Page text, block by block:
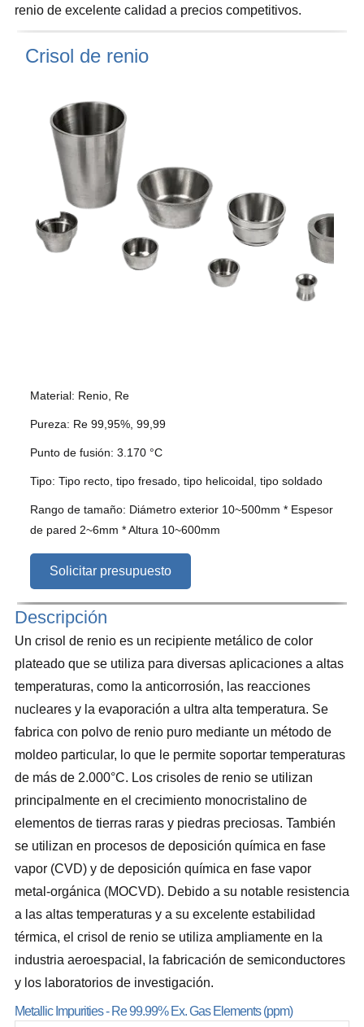
renio de excelente calidad a precios competitivos.
Crisol de renio
Material: Renio, Re
Pureza: Re 99,95%, 99,99
Punto de fusión: 3.170 °C
Tipo: Tipo recto, tipo fresado, tipo helicoidal, tipo soldado
Rango de tamaño: Diámetro exterior 10~500mm * Espesor
de pared 2~6mm * Altura 10~600mm
Solicitar presupuesto
Descripción
Un crisol de renio es un recipiente metálico de color
plateado que se utiliza para diversas aplicaciones a altas
temperaturas, como la anticorrosión, las reacciones
nucleares y la evaporación a ultra alta temperatura. Se
fabrica con polvo de renio puro mediante un método de
moldeo particular, lo que le permite soportar temperaturas
de más de 2.000°C. Los crisoles de renio se utilizan
principalmente en el crecimiento monocristalino de
elementos de tierras raras y piedras preciosas. También
se utilizan en procesos de deposición química en fase
vapor (CVD) y de deposición química en fase vapor
metal-orgánica (MOCVD). Debido a su notable resistencia
a las altas temperaturas y a su excelente estabilidad
térmica, el crisol de renio se utiliza ampliamente en la
industria aeroespacial, la fabricación de semiconductores
y los laboratorios de investigación.
Metallic Impurities - Re 99.99% Ex. Gas Elements (ppm)